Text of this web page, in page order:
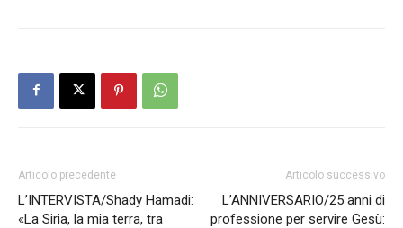
Articolo precedente
L’INTERVISTA/Shady Hamadi:
«La Siria, la mia terra, tra
Articolo successivo
L’ANNIVERSARIO/25 anni di
professione per servire Gesù: